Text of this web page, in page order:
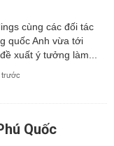
cùng các đối tác
quốc Anh vừa tới
xuất ý tưởng làm...
Quốc